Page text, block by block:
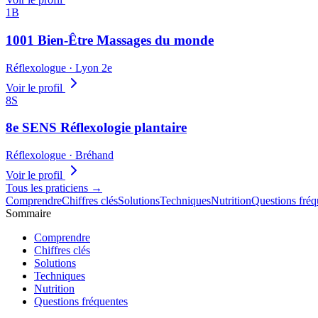
1B
1001 Bien-Être Massages du monde
Réflexologue · Lyon 2e
Voir le profil
8S
8e SENS Réflexologie plantaire
Réflexologue · Bréhand
Voir le profil
Tous les praticiens →
ComprendreChiffres clésSolutionsTechniquesNutritionQuestions
Sommaire
Comprendre
Chiffres clés
Solutions
Techniques
Nutrition
Questions fréquentes